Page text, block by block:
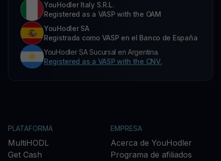
YouHodler Italy S.R.L.
Registered as a VASP with the OAM
YouHodler SA
Registrada como VASP en el Banco de España
YouHodler SA Sucursal en Argentina.
Registered as a VASP with the CNV.
PLATAFORMA
MultiHODL
Get Cash
EMPRESA
Acerca de YouHodler
Programa de afiliados